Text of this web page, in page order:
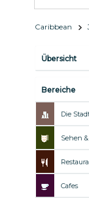
Caribbean
Übersicht
Bereiche
Die
Sehen
Cafes